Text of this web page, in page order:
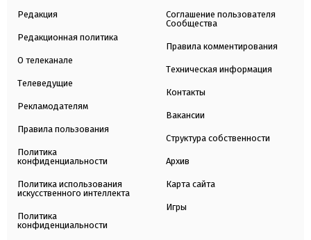
Редакция
Редакционная политика
О телеканале
Телеведущие
Рекламодателям
Правила пользования
Политика
конфиденциальности
Политика использования
искусственного интеллекта
Политика
конфиденциальности
Соглашение пользователя
Сообщества
Правила комментирования
Техническая информация
Контакты
Вакансии
Структура собственности
Архив
Карта сайта
Игры